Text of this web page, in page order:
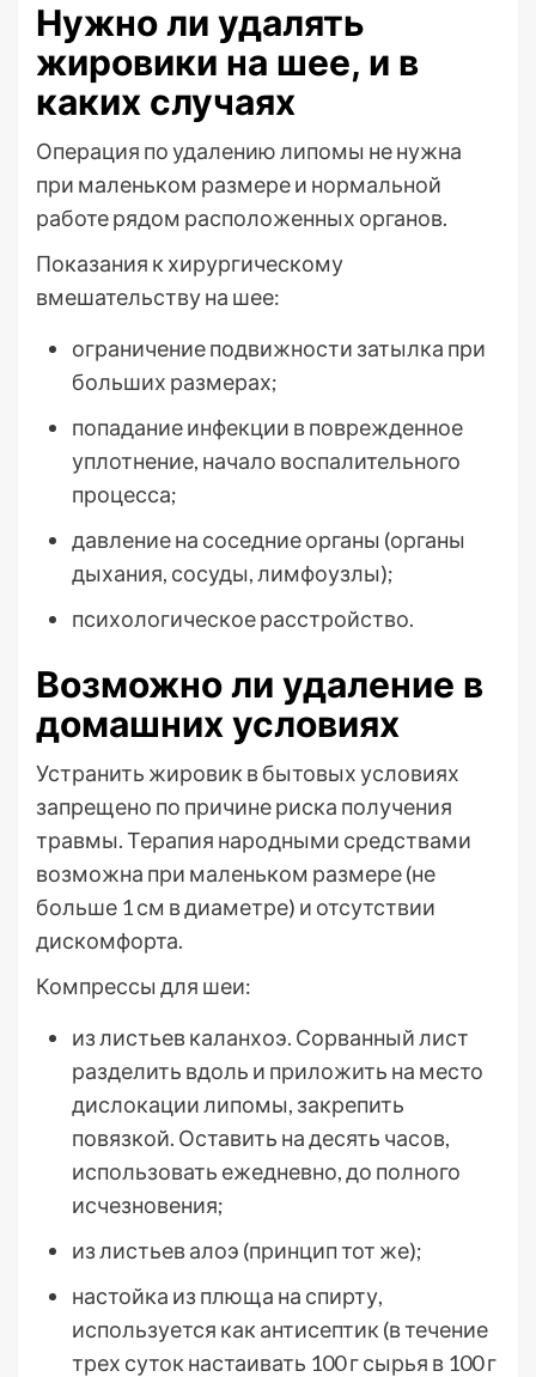
Нужно ли удалять
жировики на шее, и в
каких случаях
Операция по удалению липомы не нужна
при маленьком размере и нормальной
работе рядом расположенных органов.
Показания к хирургическому
вмешательству на шее:
ограничение подвижности затылка при
больших размерах;
попадание инфекции в поврежденное
уплотнение, начало воспалительного
процесса;
давление на соседние органы (органы
дыхания, сосуды, лимфоузлы);
психологическое расстройство.
Возможно ли удаление в
домашних условиях
Устранить жировик в бытовых условиях
запрещено по причине риска получения
травмы. Терапия народными средствами
возможна при маленьком размере (не
больше 1 см в диаметре) и отсутствии
дискомфорта.
Компрессы для шеи:
из листьев каланхоэ. Сорванный лист
разделить вдоль и приложить на место
дислокации липомы, закрепить
повязкой. Оставить на десять часов,
использовать ежедневно, до полного
исчезновения;
из листьев алоэ (принцип тот же);
настойка из плюща на спирту,
используется как антисептик (в течение
трех суток настаивать 100 г сырья в 100 г